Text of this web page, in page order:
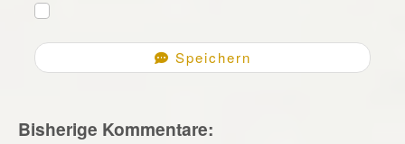
Speichern
Bisherige Kommentare: